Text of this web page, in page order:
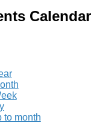
Calendar
to month